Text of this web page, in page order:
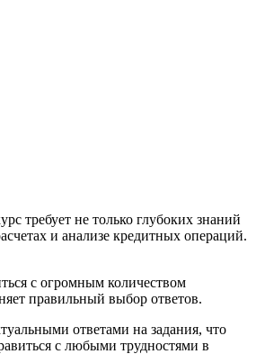
требует не только глубоких знаний
и анализе кредитных операций.
с огромным количеством
правильный выбор ответов.
ответами на задания, что
с любыми трудностями в